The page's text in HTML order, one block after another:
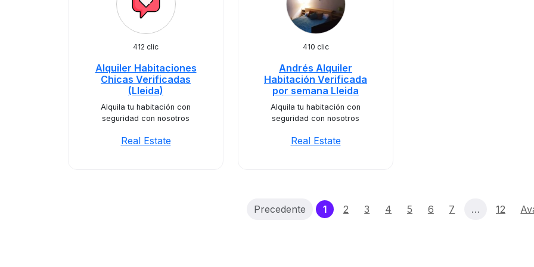
412 clic
Alquiler Habitaciones
Chicas Verificadas
(Lleida)
Alquila tu habitación con
seguridad con nosotros
Real Estate
410 clic
Andrés Alquiler
Habitación Verificada
por semana Lleida
Alquila tu habitación con
seguridad con nosotros
Real Estate
Precedente 1(current)
2 3 4 5 6 7 … 12